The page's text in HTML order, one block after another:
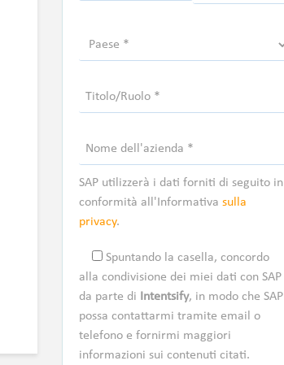
SAP utilizzerà i dati forniti di seguito in
conformità all'Informativa sulla
privacy.
Spuntando la casella, concordo
alla condivisione dei miei dati con SAP
da parte di
Intentsify, in modo che SAP
possa contattarmi tramite email o
telefono e fornirmi maggiori
informazioni sui contenuti citati.